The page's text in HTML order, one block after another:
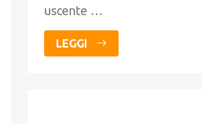
uscente …
LEGGI